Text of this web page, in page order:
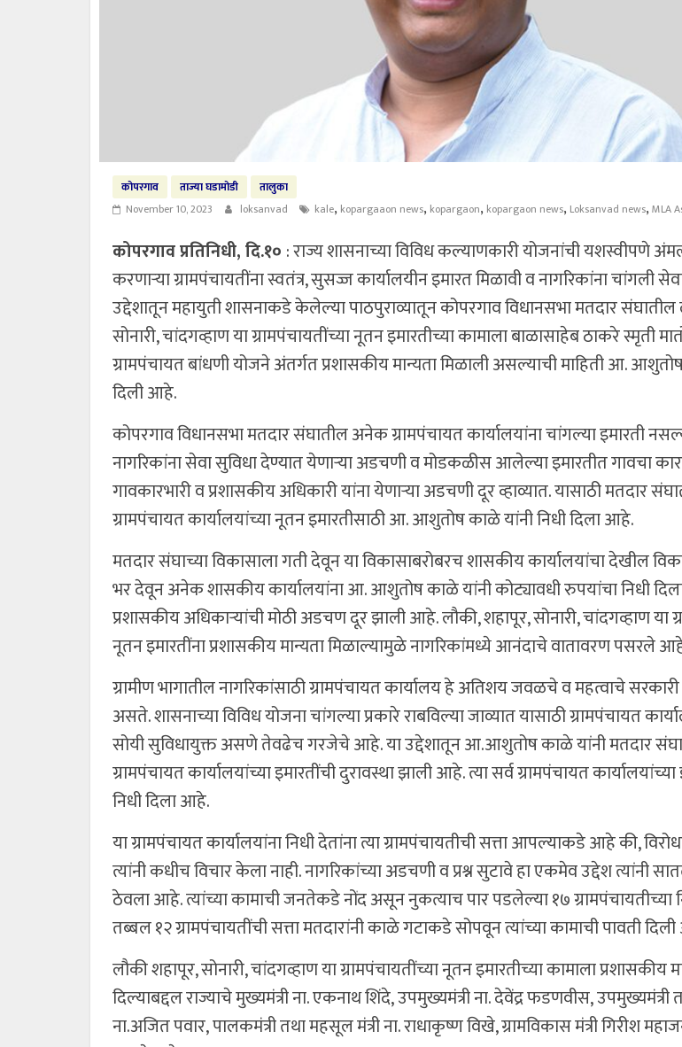
कोपरगाव ताज्या घडामोडी
तालुका
November 10, 2023
loksanvad kale, kopargaaon news, kopargaon, kopargaon news, Loksanvad news, MLA
कोपरगाव प्रतिनिधी, दि.१० : राज्य शासनाच्या विविध कल्याणकारी योजनांची यशस्वीपणे
करणाऱ्या ग्रामपंचायतींना स्वतंत्र, सुसज्ज कार्यालयीन इमारत मिळावी व नागरिकांना चांगली
उद्देशातून महायुती शासनाकडे केलेल्या पाठपुराव्यातून कोपरगाव विधानसभा मतदार संघातील
सोनारी, चांदगव्हाण या ग्रामपंचायतींच्या नूतन इमारतीच्या कामाला बाळासाहेब ठाकरे स्मृती
ग्रामपंचायत बांधणी योजने अंतर्गत प्रशासकीय मान्यता मिळाली असल्याची माहिती आ.
दिली आहे.
कोपरगाव विधानसभा मतदार संघातील अनेक ग्रामपंचायत कार्यालयांना चांगल्या इमारती
नागरिकांना सेवा सुविधा देण्यात येणाऱ्या अडचणी व मोडकळीस आलेल्या इमारतीत गावचा
गावकारभारी व प्रशासकीय अधिकारी यांना येणाऱ्या अडचणी दूर व्हाव्यात. यासाठी मतदार
ग्रामपंचायत कार्यालयांच्या नूतन इमारतीसाठी आ. आशुतोष काळे यांनी निधी दिला आहे.
मतदार संघाच्या विकासाला गती देवून या विकासाबरोबरच शासकीय कार्यालयांचा देखील
भर देवून अनेक शासकीय कार्यालयांना आ. आशुतोष काळे यांनी कोट्यावधी रुपयांचा निधी
प्रशासकीय अधिकाऱ्यांची मोठी अडचण दूर झाली आहे. लौकी, शहापूर, सोनारी, चांदगव्हाण या
नूतन इमारतींना प्रशासकीय मान्यता मिळाल्यामुळे नागरिकांमध्ये आनंदाचे वातावरण पसरले
ग्रामीण भागातील नागरिकांसाठी ग्रामपंचायत कार्यालय हे अतिशय जवळचे व महत्वाचे
असते. शासनाच्या विविध योजना चांगल्या प्रकारे राबविल्या जाव्यात यासाठी ग्रामपंचायत
सोयी सुविधायुक्त असणे तेवढेच गरजेचे आहे. या उद्देशातून आ.आशुतोष काळे यांनी मतदार
ग्रामपंचायत कार्यालयांच्या इमारतींची दुरावस्था झाली आहे. त्या सर्व ग्रामपंचायत कार्यालयांच्या
निधी दिला आहे.
या ग्रामपंचायत कार्यालयांना निधी देतांना त्या ग्रामपंचायतीची सत्ता आपल्याकडे आहे की,
त्यांनी कधीच विचार केला नाही. नागरिकांच्या अडचणी व प्रश्न सुटावे हा एकमेव उद्देश त्यांनी
ठेवला आहे. त्यांच्या कामाची जनतेकडे नोंद असून नुकत्याच पार पडलेल्या १७
तब्बल १२ ग्रामपंचायतींची सत्ता मतदारांनी काळे गटाकडे सोपवून त्यांच्या कामाची पावती
लौकी शहापूर, सोनारी, चांदगव्हाण या ग्रामपंचायतींच्या नूतन इमारतीच्या कामाला प्रशासकीय
दिल्याबद्दल राज्याचे मुख्यमंत्री ना. एकनाथ शिंदे, उपमुख्यमंत्री ना. देवेंद्र फडणवीस, उपमुख्यमंत्री
ना.अजित पवार, पालकमंत्री तथा महसूल मंत्री ना. राधाकृष्ण विखे, ग्रामविकास मंत्री गिरीश